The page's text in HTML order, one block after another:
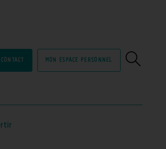
MON ESPACE PERSONNEL